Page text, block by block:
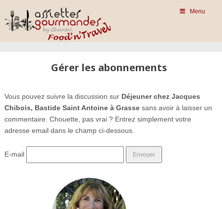
Menu
Gérer les abonnements
Vous pouvez suivre la discussion sur Déjeuner chez Jacques
Chibois, Bastide Saint Antoine à Grassesans avoir à laisser un
commentaire. Chouette, pas vrai ? Entrez simplement votre
adresse email dans le champ ci-dessous.
E-mail